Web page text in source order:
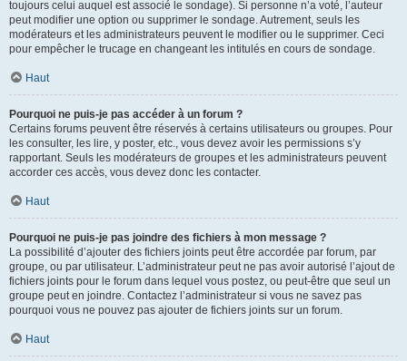
toujours celui auquel est associé le sondage). Si personne n’a voté, l’auteur
peut modifier une option ou supprimer le sondage. Autrement, seuls les
modérateurs et les administrateurs peuvent le modifier ou le supprimer. Ceci
pour empêcher le trucage en changeant les intitulés en cours de sondage.
Haut
Pourquoi ne puis-je pas accéder à un forum ?
Certains forums peuvent être réservés à certains utilisateurs ou groupes. Pour
les consulter, les lire, y poster, etc., vous devez avoir les permissions s’y
rapportant. Seuls les modérateurs de groupes et les administrateurs peuvent
accorder ces accès, vous devez donc les contacter.
Haut
Pourquoi ne puis-je pas joindre des fichiers à mon message ?
La possibilité d’ajouter des fichiers joints peut être accordée par forum, par
groupe, ou par utilisateur. L’administrateur peut ne pas avoir autorisé l’ajout de
fichiers joints pour le forum dans lequel vous postez, ou peut-être que seul un
groupe peut en joindre. Contactez l’administrateur si vous ne savez pas
pourquoi vous ne pouvez pas ajouter de fichiers joints sur un forum.
Haut